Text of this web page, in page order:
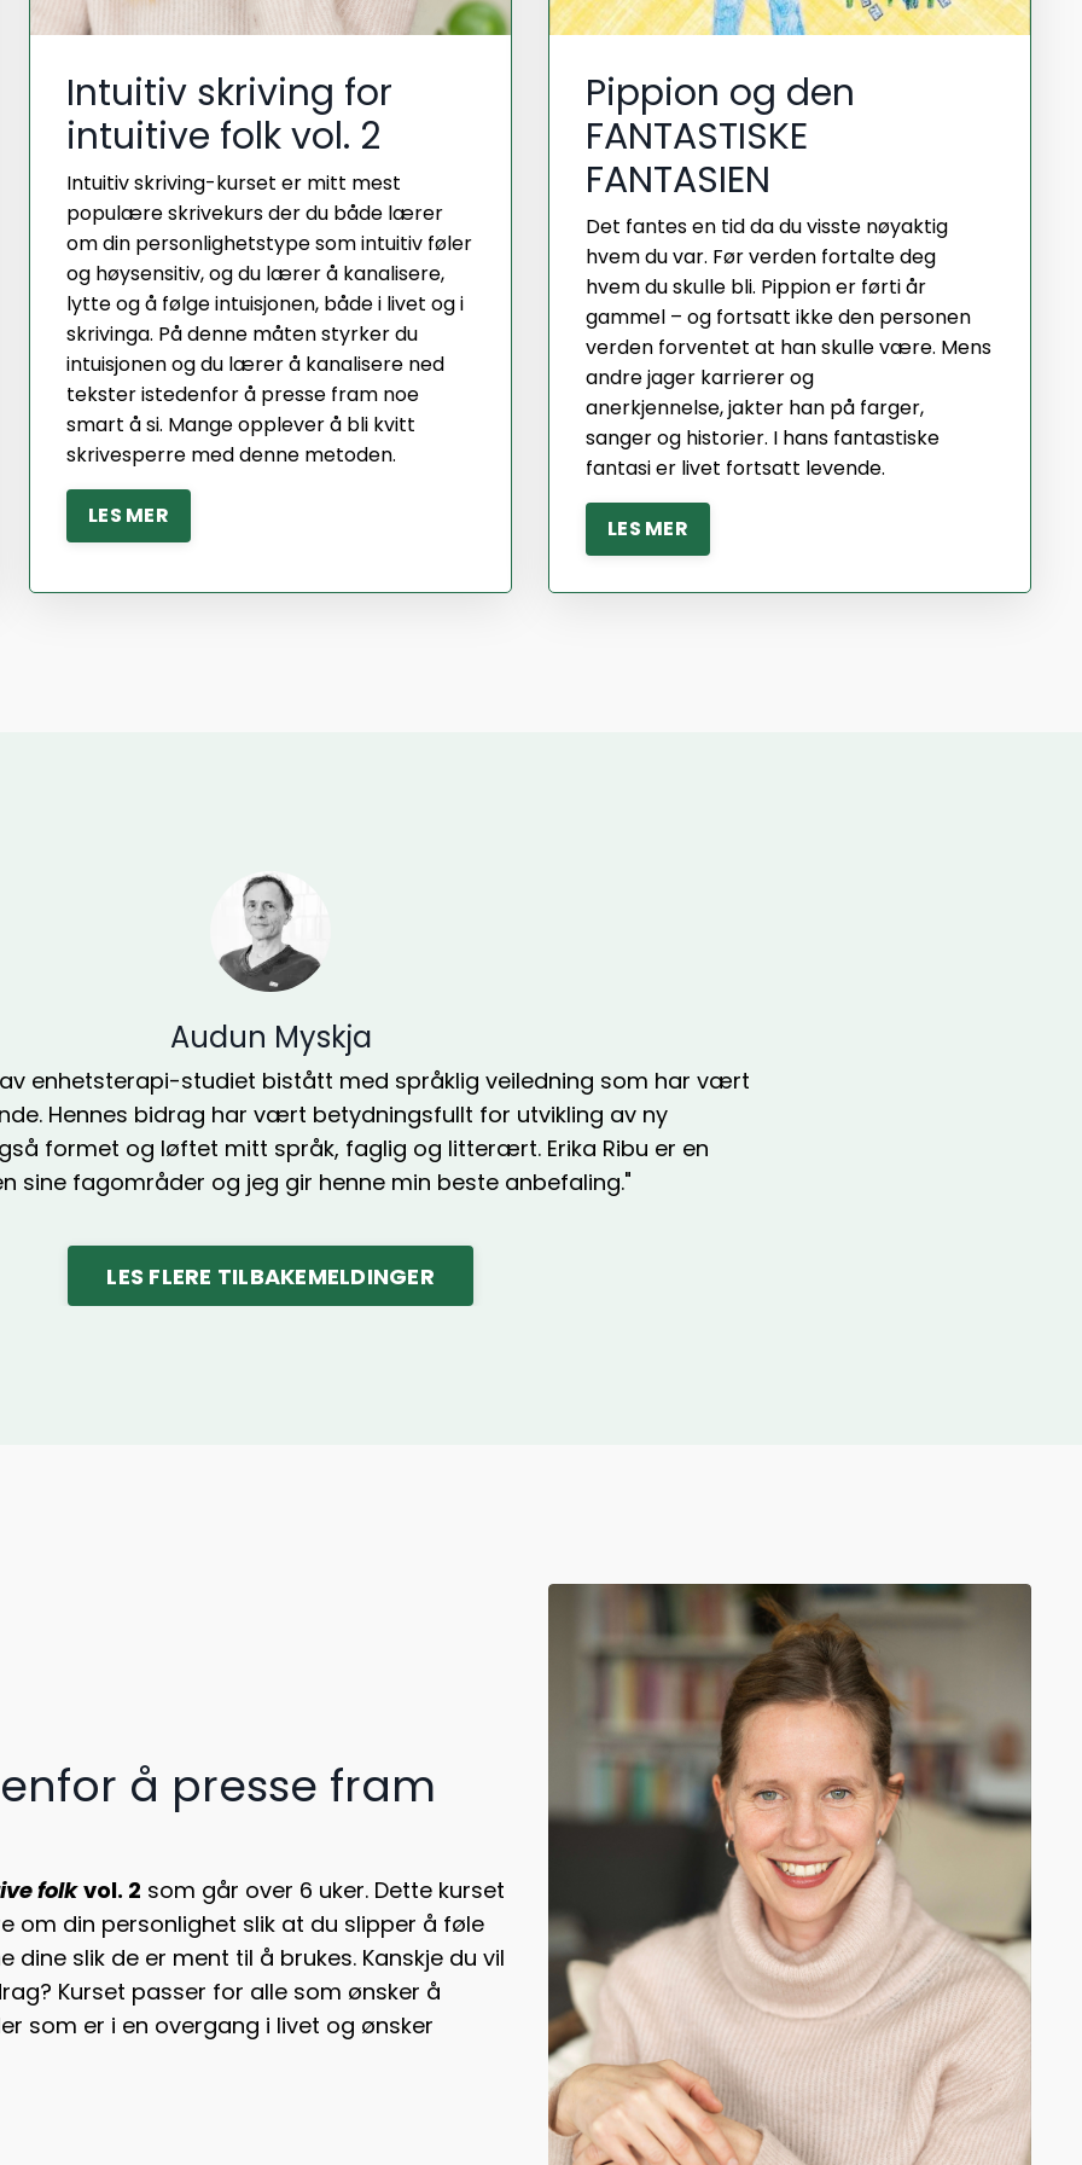
Intuitiv skriving for
intuitive folk vol. 2
Intuitiv skriving-kurset er mitt mest
populære skrivekurs der du både lærer
om din personlighetstype som intuitiv føler
og høysensitiv, og du lærer å kanalisere,
lytte og å følge intuisjonen, både i livet og i
skrivinga. På denne måten styrker du
intuisjonen og du lærer å kanalisere ned
tekster istedenfor å presse fram noe
smart å si. Mange opplever å bli kvitt
skrivesperre med denne metoden.
LES MER
Pippion og den
FANTASTISKE
FANTASIEN
Det fantes en tid da du visste nøyaktig
hvem du var. Før verden fortalte deg
hvem du skulle bli. Pippion er førti år
gammel – og fortsatt ikke den personen
verden forventet at han skulle være. Mens
andre jager karrierer og
anerkjennelse, jakter han på farger,
sanger og historier. I hans fantastiske
fantasi er livet fortsatt levende.
LES MER
Audun Myskja
av enhetsterapi-studiet bistått med språklig veiledning som har vært
Hennes bidrag har vært betydningsfullt for utvikling av ny
formet og løftet mitt språk, faglig og litterært. Erika Ribu er en
sine fagområder og jeg gir henne min beste anbefaling."
LES FLERE TILBAKEMELDINGER
å presse fram
folk vol. 2 som går over 6 uker. Dette kurset
om din personlighet slik at du slipper å føle
slik de er ment til å brukes. Kanskje du vil
Kurset passer for alle som ønsker å
som er i en overgang i livet og ønsker